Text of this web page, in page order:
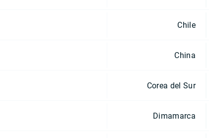
Chile
China
Corea del Sur
Dimamarca